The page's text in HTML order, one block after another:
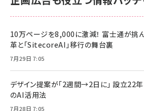
10万ページを8,000に激減！ 富士通が挑
革と「SitecoreAI」移行の舞台裏
7月29日 7:05
デザイン提案が「2週間→2日に」 設立22
のAI活用法
7月28日 7:05